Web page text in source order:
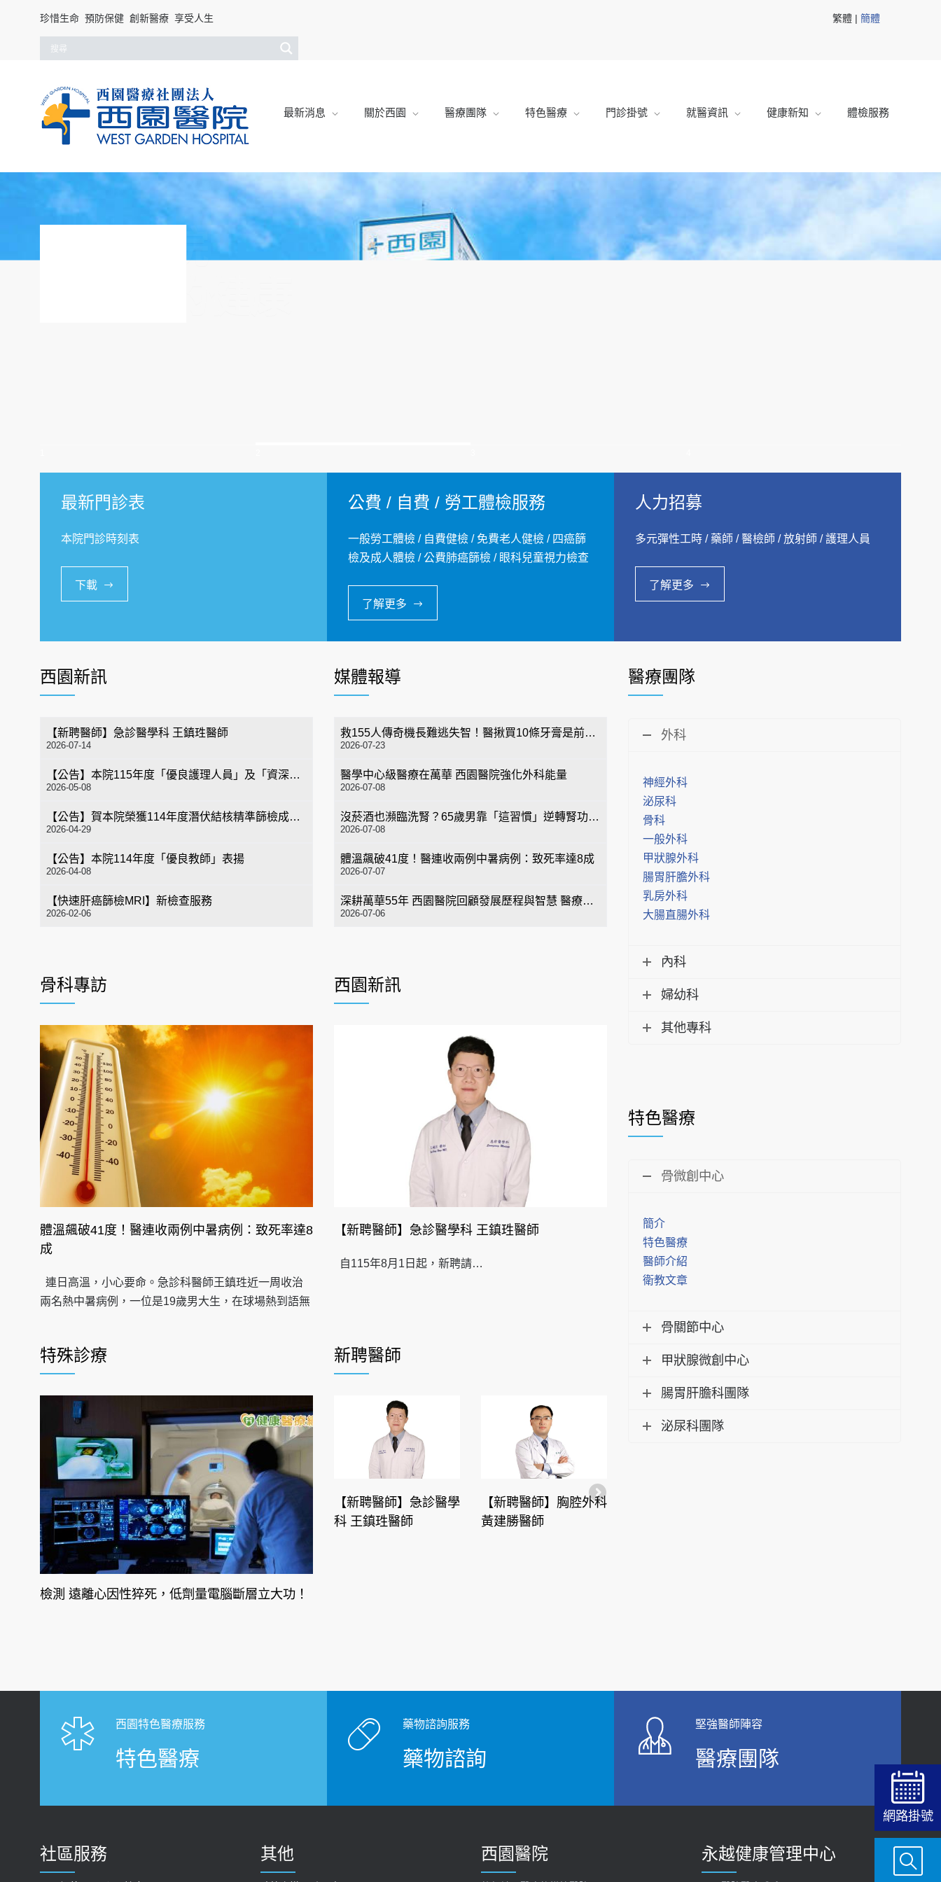
珍惜生命 預防保健 創新醫療 享受人生 繁體 | 簡體
最新消息 關於西園 醫療團隊 特色醫療 門診掛號 就醫資訊 健康新知 體檢服務
西園醫院
最新門診表
本院門診時刻表
下載
公費 / 自費 / 勞工體檢服務
一般勞工體檢 / 自費健檢 / 免費老人健檢 / 四癌篩
檢及成人體檢 / 公費肺癌篩檢 / 眼科兒童視力檢查
了解更多
人力招募
多元彈性工時 / 藥師 / 醫檢師 / 放射師 / 護理人員
了解更多
西園新訊
【新聘醫師】急診醫學科 王鎮珄醫師
2026-07-14
【公告】本院115年度「優良護理人員」及「資深護理師」表揚
2026-05-08
【公告】賀本院榮獲114年度潛伏結核精準篩檢成就獎
2026-04-29
【公告】本院114年度「優良教師」表揚
2026-04-08
【快速肝癌篩檢MRI】新檢查服務
2026-02-06
媒體報導
救155人傳奇機長難逃失智！醫揪買10條牙膏是前兆 這8招防阿茲海默
2026-07-23
醫學中心級醫療在萬華 西園醫院強化外科能量
2026-07-08
沒菸酒也瀕臨洗腎？65歲男靠「這習慣」逆轉腎功能 醫揭3招救命
2026-07-08
體溫飆破41度！醫連收兩例中暑病例：致死率達8成
2026-07-07
深耕萬華55年 西園醫院回顧發展歷程與智慧 醫療布局
2026-07-06
骨科專訪
體溫飆破41度！醫連收兩例中暑病例：致死率達8
成
連日高溫，小心要命。急診科醫師王鎮珄近一周收治
兩名熱中暑病例，一位是19歲男大生，在球場熱到語無
西園新訊
【新聘醫師】急診醫學科 王鎮珄醫師
自115年8月1日起，新聘請…
特殊診療
檢測 遠離心因性猝死，低劑量電腦斷層立大功！
新聘醫師
【新聘醫師】急診醫學
科 王鎮珄醫師
【新聘醫師】胸腔外科
黃建勝醫師
醫療團隊
外科
神經外科
泌尿科
骨科
一般外科
甲狀腺外科
腸胃肝膽外科
乳房外科
大腸直腸外科
內科
婦幼科
其他專科
特色醫療
骨微創中心
簡介
特色醫療
醫師介紹
衛教文章
骨關節中心
甲狀腺微創中心
腸胃肝膽科團隊
泌尿科團隊
西園特色醫療服務
特色醫療
藥物諮詢服務
藥物諮詢
堅強醫師陣容
醫療團隊
社區服務 其他 西園醫院 永越健康管理中心
網路掛號